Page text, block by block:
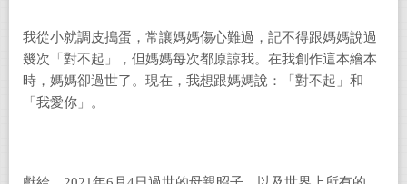
我從小就調皮搗蛋，常讓媽媽傷心難過，記不得跟媽媽說過
幾次「對不起」，但媽媽每次都原諒我。在我創作這本繪本
時，媽媽卻過世了。現在，我想跟媽媽說：「對不起」和
「我愛你」。